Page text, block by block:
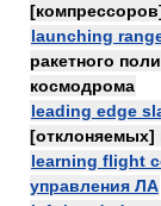
launching
ракетного
космодрома
leading edge
[отклоняемых]
learning flight
управления ЛА